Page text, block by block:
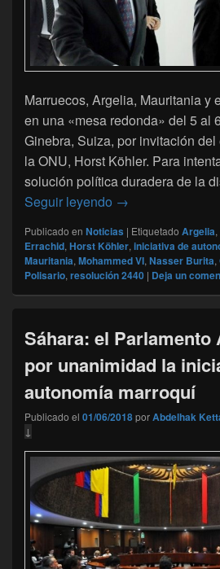
Marruecos, Argelia, Mauritania y
en una «mesa redonda» del 5 al
Ginebra, Suiza, por invitación
la ONU, Horst Köhler. Para
solución política duradera de la
Seguir leyendo Sahara :
→
Publicado en Noticias | Etiquetado Argelia,
Errachid, Horst Köhler, iniciativa de
Mauritania, Mohammed VI, Nasser Burita,
Polisario, resolución 2440 | Deja un
Sáhara: el Parlamento
por unanimidad la
autonomía marroquí
Publicado el 01/06/2018porAbdelhak
↓